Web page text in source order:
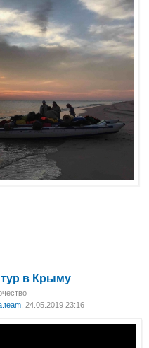
в Крыму
, 24.05.2019 23:16